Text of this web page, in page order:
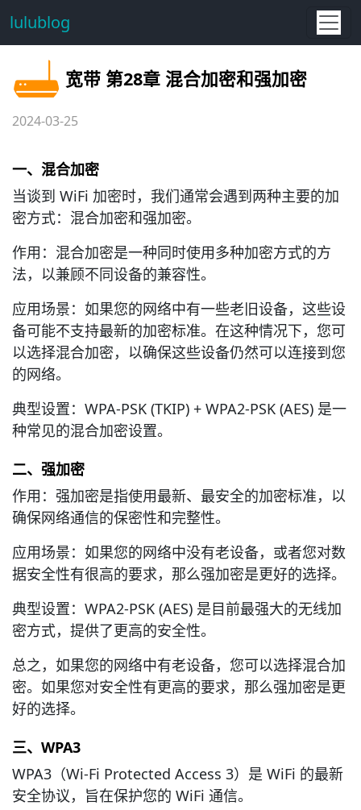
lulublog
宽带 第28章 混合加密和强加密
2024-03-25
一、混合加密
当谈到 WiFi 加密时，我们通常会遇到两种主要的加
密方式：混合加密和强加密。
作用：混合加密是一种同时使用多种加密方式的方
法，以兼顾不同设备的兼容性。
应用场景：如果您的网络中有一些老旧设备，这些设
备可能不支持最新的加密标准。在这种情况下，您可
以选择混合加密，以确保这些设备仍然可以连接到您
的网络。
典型设置：WPA-PSK (TKIP) + WPA2-PSK (AES) 是一
种常见的混合加密设置。
二、强加密
作用：强加密是指使用最新、最安全的加密标准，以
确保网络通信的保密性和完整性。
应用场景：如果您的网络中没有老设备，或者您对数
据安全性有很高的要求，那么强加密是更好的选择。
典型设置：WPA2-PSK (AES) 是目前最强大的无线加
密方式，提供了更高的安全性。
总之，如果您的网络中有老设备，您可以选择混合加
密。如果您对安全性有更高的要求，那么强加密是更
好的选择。
三、WPA3
WPA3（Wi-Fi Protected Access 3）是 WiFi 的最新
安全协议，旨在保护您的 WiFi 通信。